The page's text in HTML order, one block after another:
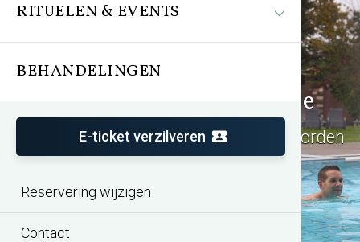
RITUELEN & EVENTS
BEHANDELINGEN
E-ticket verzilveren
Reservering wijzigen
Contact
SpaWell Groningen-Peize
Jouw wellness bestemming in het Noorden
Bekijk de sauna aanbiedingen